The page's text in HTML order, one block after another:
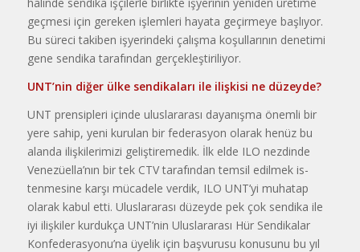
geçmesi için gereken işlemleri hayata geçirme­ye başlıyor.
Bu süreci takiben işyerindeki çalışma koşullarının dene­timi
gene sendika tarafından ger­çekleştiriliyor.
UNT’nin diğer ülke sendikaları ile ilişkisi ne düzeyde?
UNT prensipleri içinde ulusla­rarası dayanışma önemli bir
yere sahip, yeni kurulan bir federasyon olarak henüz bu
alanda ilişkileri­mizi geliştiremedik. İlk elde ILO nezdinde
Venezüella’nın bir tek CTV tarafından temsil edilmek is­
tenmesine karşı mücadele verdik, ILO UNT’yi muhatap
olarak kabul etti. Uluslararası düzeyde pek çok sendika ile
iyi ilişkiler kurdukça UNT’nin Uluslararası Hür Sendi­kalar
Konfederasyonu’na üyelik için başvurusu konusunu bu yıl